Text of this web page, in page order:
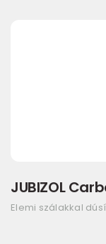
JUBIZOL
Elemi szálakkal